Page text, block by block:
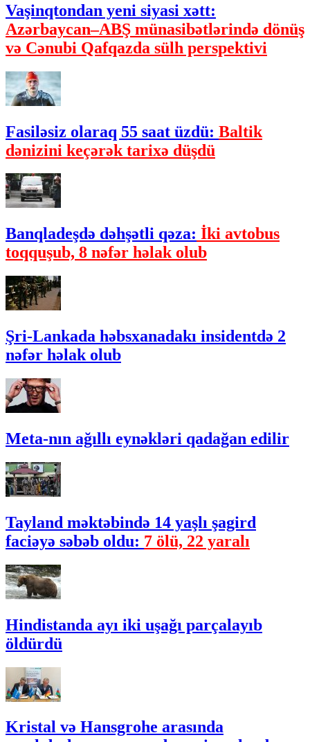
Vaşinqtondan yeni siyasi xətt:
Azərbaycan–ABŞ münasibətlərində dönüş
və Cənubi Qafqazda sülh perspektivi
Fasiləsiz olaraq 55 saat üzdü: Baltik
dənizini keçərək tarixə düşdü
Banqladeşdə dəhşətli qəza: İki avtobus
toqquşub, 8 nəfər həlak olub
Şri-Lankada həbsxanadakı insidentdə 2
nəfər həlak olub
Meta-nın ağıllı eynəkləri qadağan edilir
Tayland məktəbində 14 yaşlı şagird
faciəyə səbəb oldu: 7 ölü, 22 yaralı
Hindistanda ayı iki uşağı parçalayıb
öldürdü
Kristal və Hansgrohe arasında